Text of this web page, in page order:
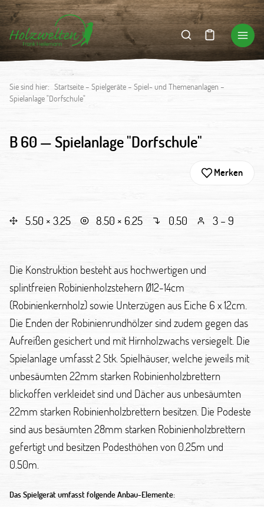
Sie sind hier: Startseite– Spielgeräte– Spiel- und Themenanlagen –
Spielanlage "Dorfschule"
B 60 —Spielanlage "Dorfschule"
Merken
5.50 × 3.25 8.50 × 6.25 0.50 3 – 9
Die Konstruktion besteht aus hochwertigen und
splintfreien Robinienholzstehern Ø12-14cm
(Robinienkernholz) sowie Unterzügen aus Eiche 6 x 12cm.
Die Enden der Robinienrundhölzer sind zudem gegen das
Aufreißen gesichert und mit Hirnholzwachs versiegelt. Die
Spielanlage umfasst 2 Stk. Spielhäuser, welche jeweils mit
unbesäumten 22mm starken Robinienholzbrettern
blickoffen verkleidet sind und Dächer aus unbesäumten
22mm starken Robinienholzbrettern besitzen. Die Podeste
sind aus besäumten 28mm starken Robinienholzbrettern
gefertigt und besitzen Podesthöhen von 0.25m und
0.50m.
Das Spielgerät umfasst folgende Anbau-Elemente: